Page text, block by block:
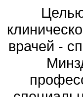
врачей -